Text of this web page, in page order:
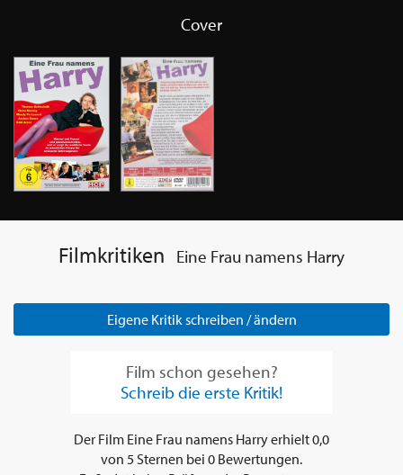
Cover
Filmkritiken Eine Frau namens Harry
Eigene Kritik schreiben / ändern
Film schon gesehen?
Schreib die erste Kritik!
Der Film Eine Frau namens Harryerhielt0,0
von 5 Sternen bei 0 Bewertungen.